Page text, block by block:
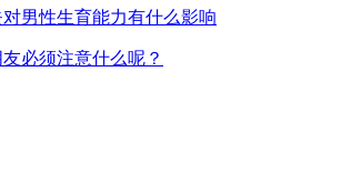
男性生育能力有什么影响
必须注意什么呢？